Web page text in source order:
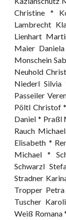
Christine *
Lambrecht
Lienhart
Maier
Monschein
Neuhold
Niederl Silvia
Passeiler
Pöltl Christof
Daniel * Praßl
Rauch
Elisabeth *
Michael *
Schwarzl
Stradner
Tropper
Tuscher
Weiß Romana